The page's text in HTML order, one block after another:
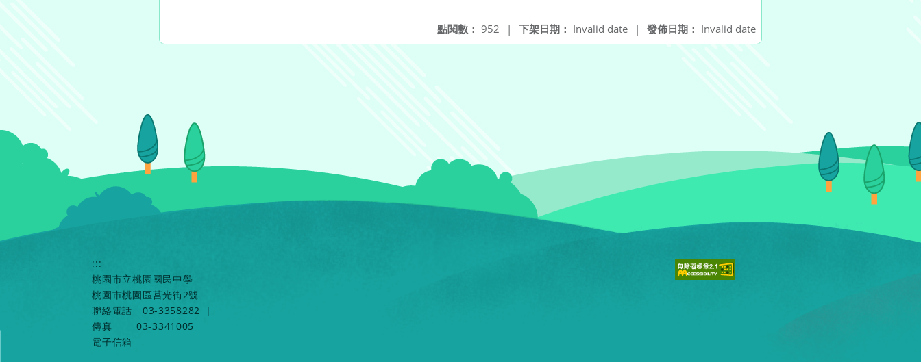
發佈日期： Invalid date
下架日期： Invalid date |
點閱數： 952 |
:::
桃園市立桃園國民中學
桃園市桃園區莒光街2號
聯絡電話
03-3358282
|
傳真
03-3341005
電子信箱